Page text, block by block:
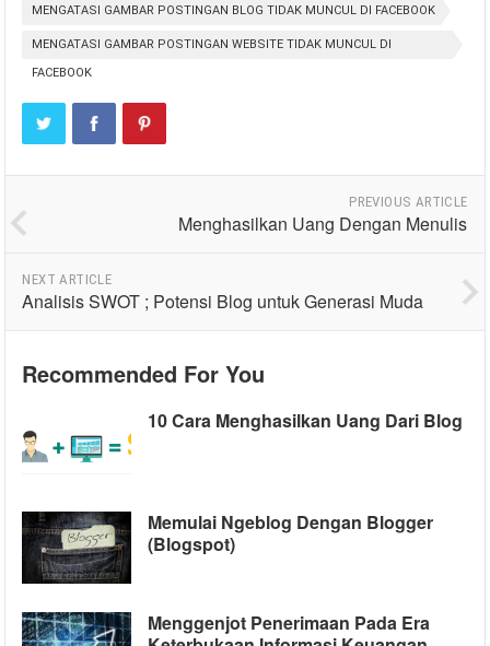
MENGATASI GAMBAR POSTINGAN BLOG TIDAK MUNCUL DI FACEBOOK
MENGATASI GAMBAR POSTINGAN WEBSITE TIDAK MUNCUL DI
FACEBOOK
PREVIOUS ARTICLE
Menghasilkan Uang Dengan Menulis
NEXT ARTICLE
Analisis SWOT ; Potensi Blog untuk Generasi Muda
Recommended For You
10 Cara Menghasilkan Uang Dari Blog
Memulai Ngeblog Dengan Blogger
(Blogspot)
Menggenjot Penerimaan Pada Era